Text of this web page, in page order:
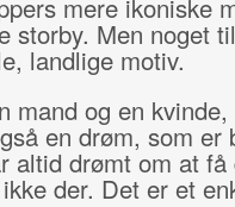
mere ikoniske
storby. Men noget
landlige motiv.
mand og en
en drøm, som er
altid drømt om at få
der. Det er et